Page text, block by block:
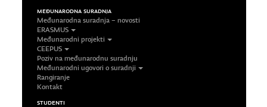
MEĐUNARODNA SURADNJA
Međunarodna suradnja – novosti
ERASMUS
Međunarodni projekti
CEEPUS
Poziv na međunarodnu suradnju
Međunarodni ugovori o suradnji
Rangiranje
Kontakt
STUDENTI